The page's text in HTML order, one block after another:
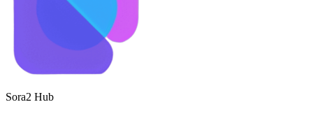
Sora2 Hub